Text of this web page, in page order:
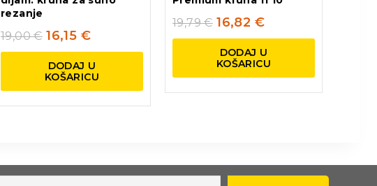
rezanje
19,00€ 16,15 €
DODAJ U
KOŠARICU
19,79€ 16,82 €
DODAJ U
KOŠARICU